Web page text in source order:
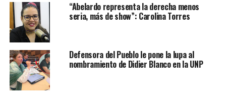
“Abelardo representa la derecha menos
seria, más de show”: Carolina Torres
Defensora del Pueblo le pone la lupa al
nombramiento de Didier Blanco en la UNP